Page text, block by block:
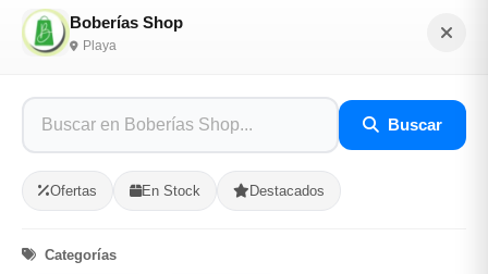
Boberías Shop
Playa
Buscar
Ofertas En Stock Destacados
Categorías
$1,000.00
Listo para Entregar
HERMOSAS FLORES DE CEREZO ARTIF ROJAS Y
ROSADAS